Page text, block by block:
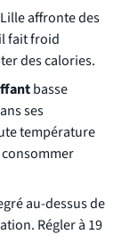
affronte des
fait froid
des calories.
basse
ses
température
au-dessus de
Régler à 19